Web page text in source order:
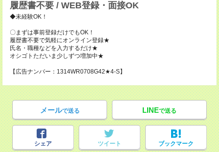
履歴書不要 / WEB登録・面接OK
◆未経験OK！
〇まずは事前登録だけでもOK！
履歴書不要で気軽にオンライン登録★
氏名・職種などを入力するだけ★
オシゴトただいま少しずつ増加中★
【広告ナンバー：1314WR0708G42★4-S】
メールで送る LINEで送る
シェア ツイート ブックマーク